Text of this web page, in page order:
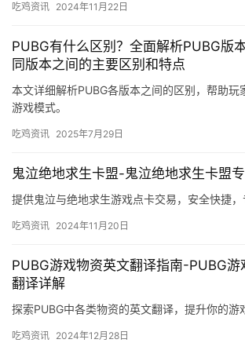
吃鸡资讯 2024年11月22日
PUBG有什么区别？全面解析PUBG版
同版本之间的主要区别和特点
本文详细解析PUBG各版本之间的区别，帮助玩
游戏模式。
吃鸡资讯 2025年7月29日
鬼泣绝地求生卡盟-鬼泣绝地求生卡盟
提供鬼泣与绝地求生游戏点卡交易，安全快捷，
吃鸡资讯 2024年11月20日
PUBG游戏物资英文翻译指南-PUBG游
翻译详解
探索PUBG中各类物资的英文翻译，提升你的游
吃鸡资讯 2024年12月28日